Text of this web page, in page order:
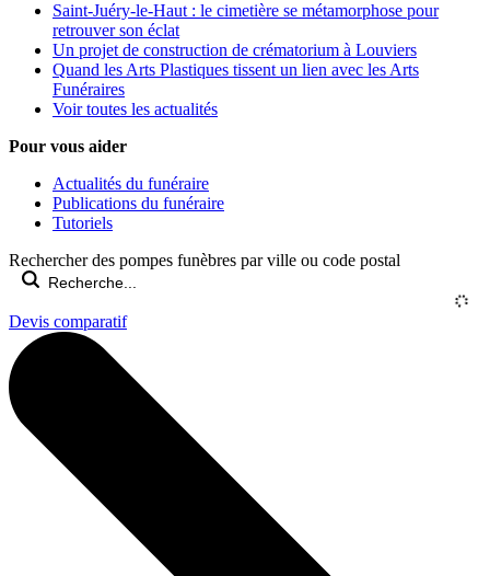
Saint-Juéry-le-Haut : le cimetière se métamorphose pour
retrouver son éclat
Un projet de construction de crématorium à Louviers
Quand les Arts Plastiques tissent un lien avec les Arts
Funéraires
Voir toutes les actualités
Pour vous aider
Actualités du funéraire
Publications du funéraire
Tutoriels
Rechercher des pompes funèbres par ville ou code postal
Devis comparatif